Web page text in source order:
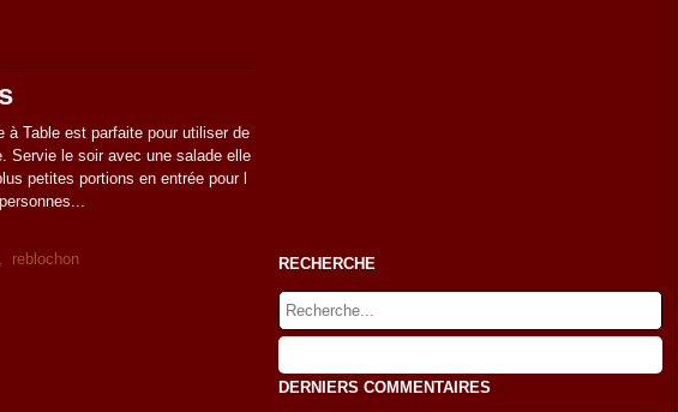
à Table est parfaite pour utiliser de
Servie le soir avec une salade elle
petites portions en entrée pour l
, reblochon RECHERCHE
DERNIERS COMMENTAIRES